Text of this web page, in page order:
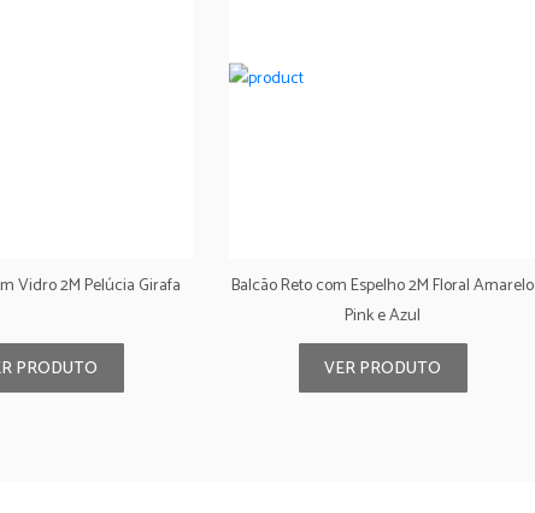
Vidro 2M Pelúcia Girafa
PRODUTO
Balcão Reto com Espelho 2M Floral Amarelo
Pink e Azul
VER PRODUTO